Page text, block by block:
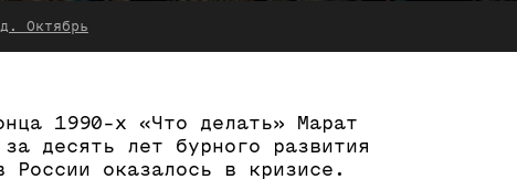
Октябрь
1990-х «Что делать» Марат
десять лет бурного развития
России оказалось в кризисе.